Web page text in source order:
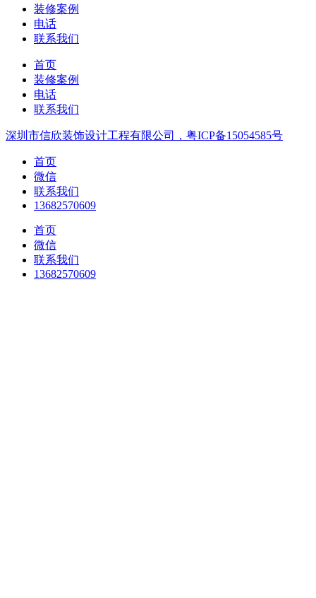
装修案例
电话
联系我们
首页
装修案例
电话
联系我们
深圳市信欣装饰设计工程有限公司，粤ICP备15054585号
首页
微信
联系我们
13682570609
首页
微信
联系我们
13682570609